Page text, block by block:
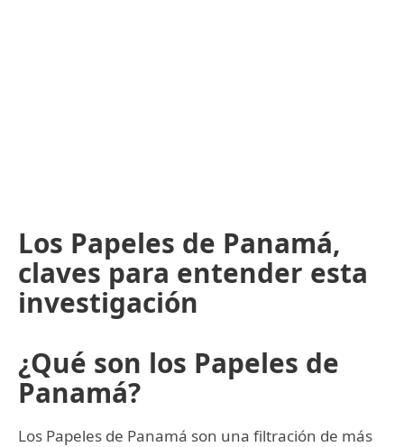
Los Papeles de Panamá,
claves para entender esta
investigación
¿Qué son los Papeles de
Panamá?
Los Papeles de Panamá son una filtración de más